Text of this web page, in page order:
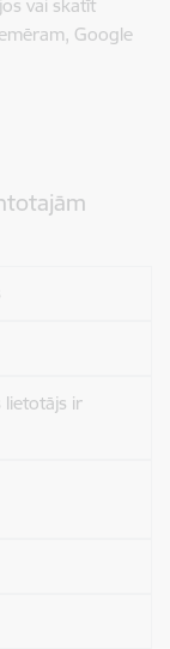
vai skatīt
Google
lietotājs ir